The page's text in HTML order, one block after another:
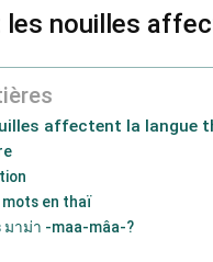
les nouilles
affectent la langue
mots en thaï
มาม่า -maa-mâa-?